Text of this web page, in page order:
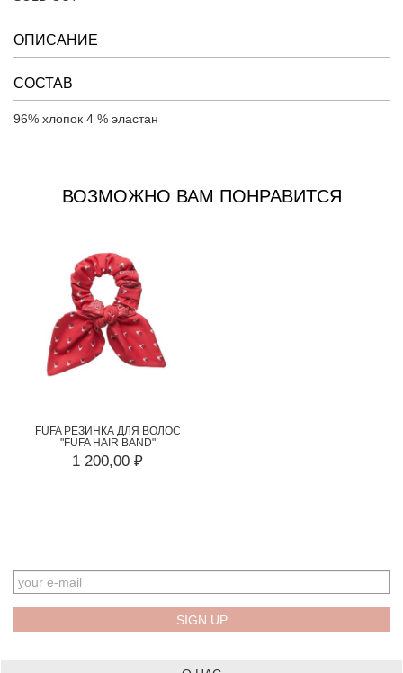
ОПИСАНИЕ
СОСТАВ
96% хлопок 4 % эластан
ВОЗМОЖНО ВАМ ПОНРАВИТСЯ
FUFA РЕЗИНКА ДЛЯ ВОЛОС
"FUFA HAIR BAND"
1 200,00 ₽